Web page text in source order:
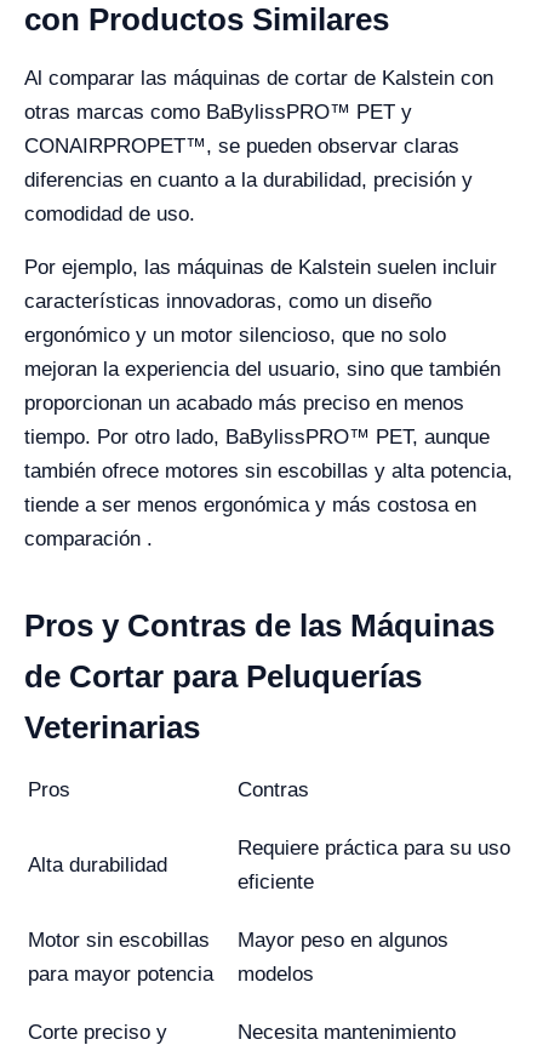
con Productos Similares
Al comparar las máquinas de cortar de Kalstein con
otras marcas como BaBylissPRO™ PET y
CONAIRPROPET™, se pueden observar claras
diferencias en cuanto a la durabilidad, precisión y
comodidad de uso.
Por ejemplo, las máquinas de Kalstein suelen incluir
características innovadoras, como un diseño
ergonómico y un motor silencioso, que no solo
mejoran la experiencia del usuario, sino que también
proporcionan un acabado más preciso en menos
tiempo. Por otro lado, BaBylissPRO™ PET, aunque
también ofrece motores sin escobillas y alta potencia,
tiende a ser menos ergonómica y más costosa en
comparación​ .
Pros y Contras de las Máquinas
de Cortar para Peluquerías
Veterinarias
Pros Contras
Alta durabilidad
Requiere práctica para su uso
eficiente
Motor sin escobillas
para mayor potencia
Mayor peso en algunos
modelos
Corte preciso y
Necesita mantenimiento